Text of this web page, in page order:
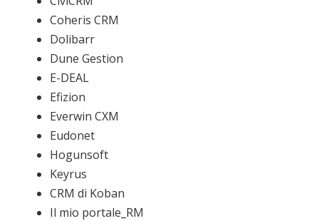
Coheris CRM
Dolibarr
Dune Gestion
E-DEAL
Efizion
Everwin CXM
Eudonet
Hogunsoft
Keyrus
CRM di Koban
Il mio portale_RM